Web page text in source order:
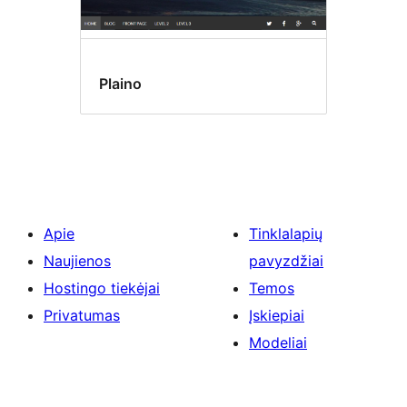
Plaino
Apie
Naujienos
Hostingo tiekėjai
Privatumas
Tinklalapių
pavyzdžiai
Temos
Įskiepiai
Modeliai